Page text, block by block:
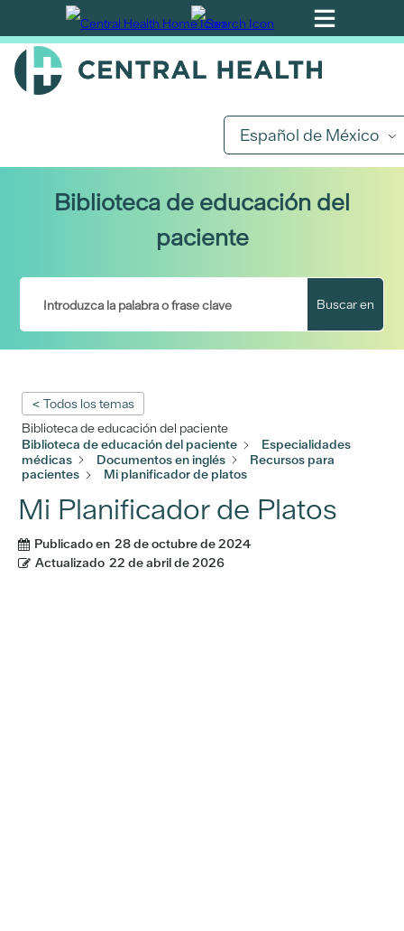
Ir
al
contenido
Español de México
Biblioteca de educación del
paciente
Buscar en
< Todos los temas
Biblioteca de educación del paciente
Biblioteca de educación del paciente
Especialidades
médicas
Documentos en inglés
Recursos para
pacientes
Mi planificador de platos
Mi Planificador de Platos
Publicado en 28 de octubre de 2024
Actualizado 22 de abril de 2026